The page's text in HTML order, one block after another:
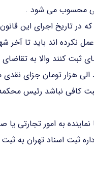
محسوب می شود .
در تاریخ اجرای این
ثبت کنند والا به
هزار تومان جزای
کافی نباشد رئیس
به امور تجارتی یا
ثبت اسناد تهران به